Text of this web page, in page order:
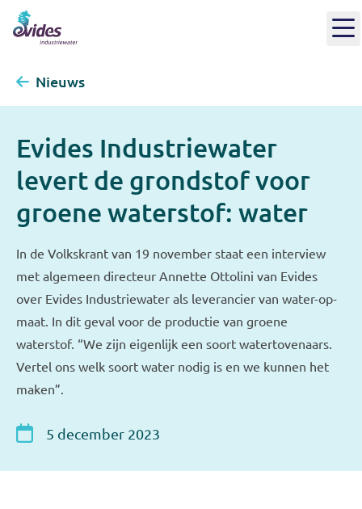
Nieuws
Evides Industriewater
levert de grondstof voor
groene waterstof: water
In de Volkskrant van 19 november staat een interview
met algemeen directeur Annette Ottolini van Evides
over Evides Industriewater als leverancier van water-op-
maat. In dit geval voor de productie van groene
waterstof. “We zijn eigenlijk een soort watertovenaars.
Vertel ons welk soort water nodig is en we kunnen het
maken”.
5 december 2023